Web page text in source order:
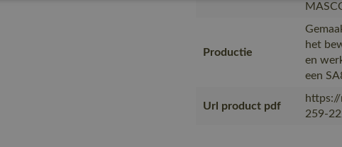
Productie
het
en
een
Url product pdf
259-